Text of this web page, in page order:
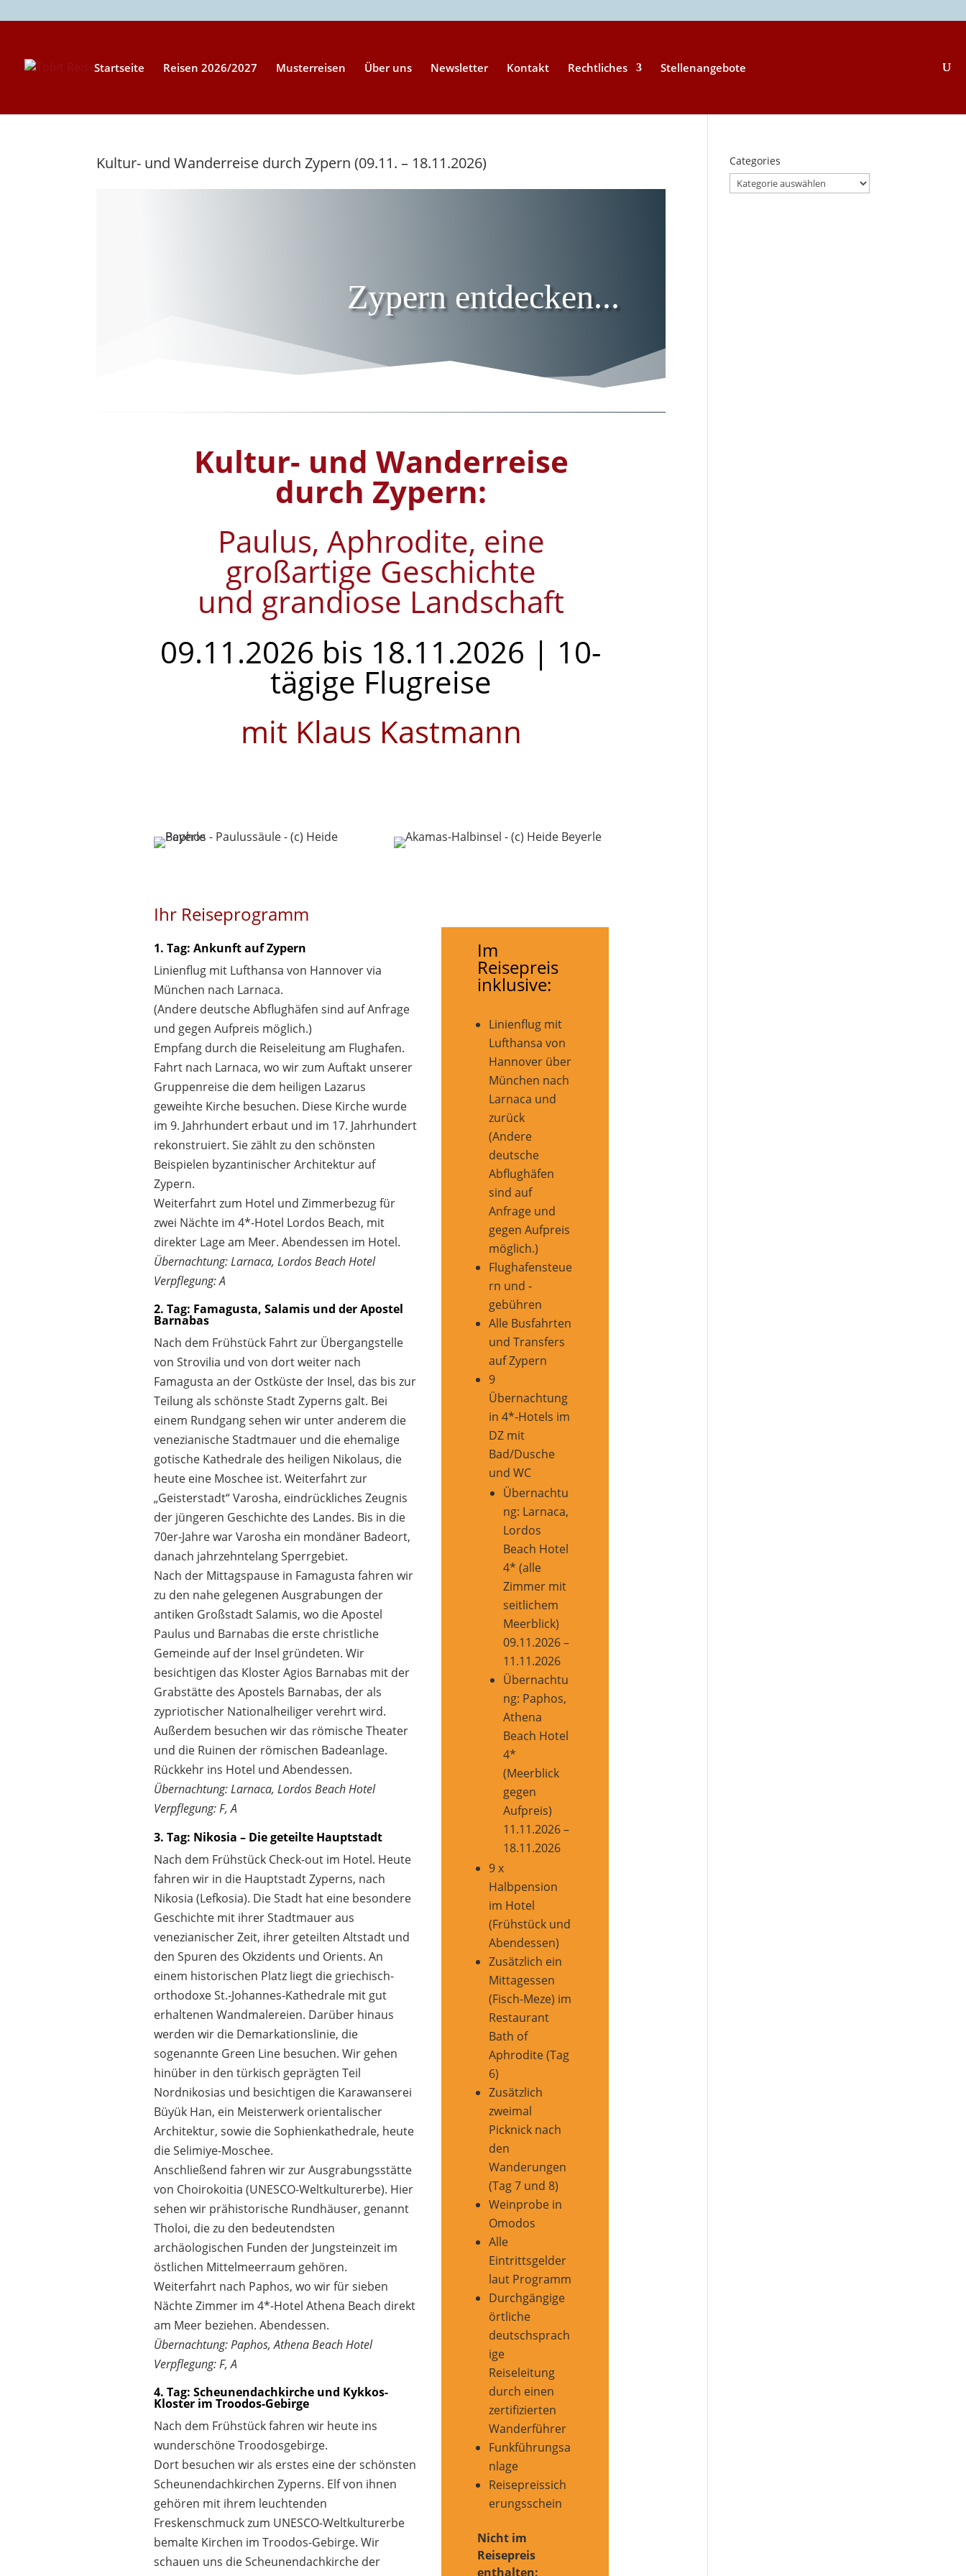
Startseite Reisen 2026/2027 Musterreisen Über uns Newsletter Kontakt Rechtliches Stellenangebote
Kultur- und Wanderreise durch Zypern (09.11. – 18.11.2026)
Zypern entdecken...
Kultur- und Wanderreise
durch Zypern:
Paulus, Aphrodite, eine
großartige Geschichte
und grandiose Landschaft
09.11.2026 bis 18.11.2026 | 10-
tägige Flugreise
mit Klaus Kastmann
Ihr Reiseprogramm
1. Tag: Ankunft auf Zypern
Linienflug mit Lufthansa von Hannover via
München nach Larnaca.
(Andere deutsche Abflughäfen sind auf Anfrage
und gegen Aufpreis möglich.)
Empfang durch die Reiseleitung am Flughafen.
Fahrt nach Larnaca, wo wir zum Auftakt unserer
Gruppenreise die dem heiligen Lazarus
geweihte Kirche besuchen. Diese Kirche wurde
im 9. Jahrhundert erbaut und im 17. Jahrhundert
rekonstruiert. Sie zählt zu den schönsten
Beispielen byzantinischer Architektur auf
Zypern.
Weiterfahrt zum Hotel und Zimmerbezug für
zwei Nächte im 4*-Hotel Lordos Beach, mit
direkter Lage am Meer. Abendessen im Hotel.
Übernachtung: Larnaca, Lordos Beach Hotel
Verpflegung: A
2. Tag: Famagusta, Salamis und der Apostel
Barnabas
Nach dem Frühstück Fahrt zur Übergangstelle
von Strovilia und von dort weiter nach
Famagusta an der Ostküste der Insel, das bis zur
Teilung als schönste Stadt Zyperns galt. Bei
einem Rundgang sehen wir unter anderem die
venezianische Stadtmauer und die ehemalige
gotische Kathedrale des heiligen Nikolaus, die
heute eine Moschee ist. Weiterfahrt zur
„Geisterstadt“ Varosha, eindrückliches Zeugnis
der jüngeren Geschichte des Landes. Bis in die
70er-Jahre war Varosha ein mondäner Badeort,
danach jahrzehntelang Sperrgebiet.
Nach der Mittagspause in Famagusta fahren wir
zu den nahe gelegenen Ausgrabungen der
antiken Großstadt Salamis, wo die Apostel
Paulus und Barnabas die erste christliche
Gemeinde auf der Insel gründeten. Wir
besichtigen das Kloster Agios Barnabas mit der
Grabstätte des Apostels Barnabas, der als
zypriotischer Nationalheiliger verehrt wird.
Außerdem besuchen wir das römische Theater
und die Ruinen der römischen Badeanlage.
Rückkehr ins Hotel und Abendessen.
Übernachtung: Larnaca, Lordos Beach Hotel
Verpflegung: F, A
3. Tag: Nikosia – Die geteilte Hauptstadt
Nach dem Frühstück Check-out im Hotel. Heute
fahren wir in die Hauptstadt Zyperns, nach
Nikosia (Lefkosia). Die Stadt hat eine besondere
Geschichte mit ihrer Stadtmauer aus
venezianischer Zeit, ihrer geteilten Altstadt und
den Spuren des Okzidents und Orients. An
einem historischen Platz liegt die griechisch-
orthodoxe St.-Johannes-Kathedrale mit gut
erhaltenen Wandmalereien. Darüber hinaus
werden wir die Demarkationslinie, die
sogenannte Green Line besuchen. Wir gehen
hinüber in den türkisch geprägten Teil
Nordnikosias und besichtigen die Karawanserei
Büyük Han, ein Meisterwerk orientalischer
Architektur, sowie die Sophienkathedrale, heute
die Selimiye-Moschee.
Anschließend fahren wir zur Ausgrabungsstätte
von Choirokoitia (UNESCO-Weltkulturerbe). Hier
sehen wir prähistorische Rundhäuser, genannt
Tholoi, die zu den bedeutendsten
archäologischen Funden der Jungsteinzeit im
östlichen Mittelmeerraum gehören.
Weiterfahrt nach Paphos, wo wir für sieben
Nächte Zimmer im 4*-Hotel Athena Beach direkt
am Meer beziehen. Abendessen.
Übernachtung: Paphos, Athena Beach Hotel
Verpflegung: F, A
4. Tag: Scheunendachkirche und Kykkos-
Kloster im Troodos-Gebirge
Nach dem Frühstück fahren wir heute ins
wunderschöne Troodosgebirge.
Dort besuchen wir als erstes eine der schönsten
Scheunendachkirchen Zyperns. Elf von ihnen
gehören mit ihrem leuchtenden
Freskenschmuck zum UNESCO-Weltkulturerbe
bemalte Kirchen im Troodos-Gebirge. Wir
schauen uns die Scheunendachkirche der
Im
Reisepreis
inklusive:
Linienflug mit
Lufthansa von
Hannover über
München nach
Larnaca und
zurück
(Andere
deutsche
Abflughäfen
sind auf
Anfrage und
gegen Aufpreis
möglich.)
Flughafensteue
rn und -
gebühren
Alle Busfahrten
und Transfers
auf Zypern
9
Übernachtung
in 4*-Hotels im
DZ mit
Bad/Dusche
und WC
Übernachtu
ng: Larnaca,
Lordos
Beach Hotel
4* (alle
Zimmer mit
seitlichem
Meerblick)
09.11.2026 –
11.11.2026
Übernachtu
ng: Paphos,
Athena
Beach Hotel
4*
(Meerblick
gegen
Aufpreis)
11.11.2026 –
18.11.2026
9 x
Halbpension
im Hotel
(Frühstück und
Abendessen)
Zusätzlich ein
Mittagessen
(Fisch-Meze) im
Restaurant
Bath of
Aphrodite (Tag
6)
Zusätzlich
zweimal
Picknick nach
den
Wanderungen
(Tag 7 und 8)
Weinprobe in
Omodos
Alle
Eintrittsgelder
laut Programm
Durchgängige
örtliche
deutschsprach
ige
Reiseleitung
durch einen
zertifizierten
Wanderführer
Funkführungsa
nlage
Reisepreissich
erungsschein
Nicht im
Reisepreis
enthalten:
Categories
Categories